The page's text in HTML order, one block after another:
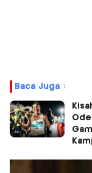
Baca Juga :